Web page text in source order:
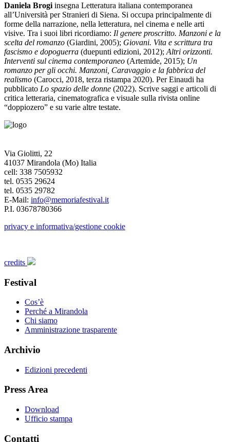
Daniela Brogi insegna Letteratura italiana contemporanea
all’Università per Stranieri di Siena. Si occupa principalmente di
forme della narrazione, nella letteratura, nel cinema e nelle arti
visive. Tra i suoi libri ricordiamo: Il genere proscritto. Manzoni e la
scelta del romanzo (Giardini, 2005); Giovani. Vita e scrittura tra
fascismo e dopoguerra (duepunti edizioni, 2012); Altri orizzonti.
Interventi sul cinema contemporaneo (Artemide, 2015); Un
romanzo per gli occhi. Manzoni, Caravaggio e la fabbrica del
realismo (Carocci, 2018, terza ristampa 2020). Per Einaudi ha
pubblicato Lo spazio delle donne (2022). Scrive saggi e articoli di
critica letteraria, cinematografica e visuale sulla rivista online
“doppiozero” e su varie altre testate.
Via Giolitti, 22
41037 Mirandola (Mo) Italia
cell: 338 7505932
tel. 0535 29624
tel. 0535 29782
E-Mail: info@memoriafestival.it
P.I. 03678780366
privacy e informativa/gestione cookie
credits
Festival
Cos’è
Perché a Mirandola
Chi siamo
Amministrazione trasparente
Archivio
Edizioni precedenti
Press Area
Download
Ufficio stampa
Contatti